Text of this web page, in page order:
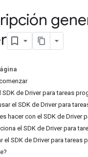
SDK de Driver para tareas
usar el SDK de Driver para
hacer con el SDK de Driver
el SDK de Driver para
el SDK de Driver para tareas